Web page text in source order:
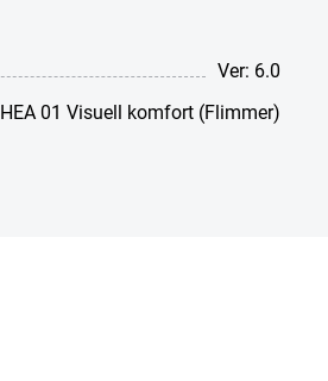
Ver: 6.0
HEA 01 Visuell komfort (Flimmer)